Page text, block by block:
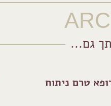
גם...
טרם ניתוח